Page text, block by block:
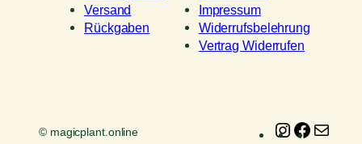
Versand
Rückgaben
Impressum
Widerrufsbelehrung
Vertrag Widerrufen
© magicplant.online Instagram